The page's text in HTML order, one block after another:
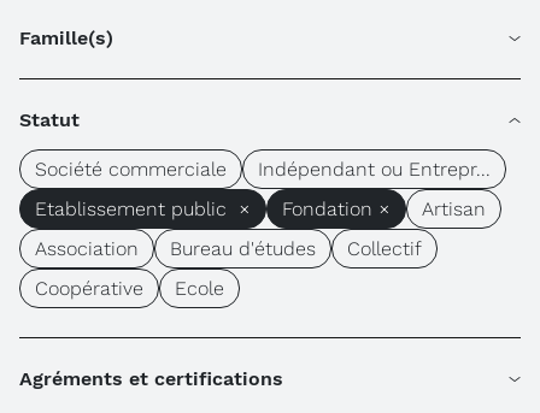
Famille(s)
Statut
Société commerciale
Indépendant ou Entrepr...
Etablissement public ×
Fondation ×
Artisan
Association
Bureau d'études
Collectif
Coopérative
Ecole
Agréments et certifications